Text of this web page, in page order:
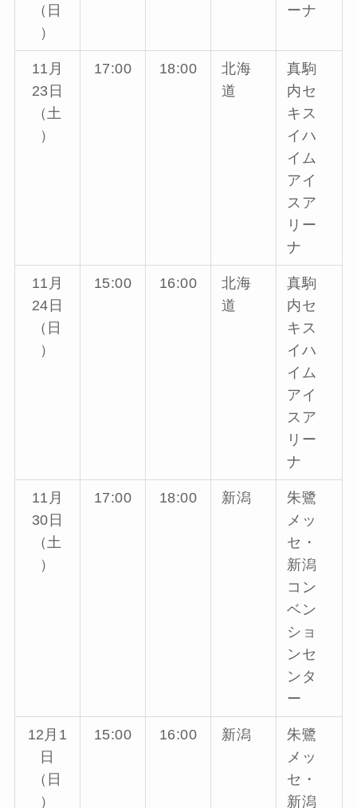
（日
）
ーナ
11月
23日
（土
）
17:00 18:00
北海
道
真駒
内セ
キス
イハ
イム
アイ
スア
リー
ナ
11月
24日
（日
）
15:00 16:00
北海
道
真駒
内セ
キス
イハ
イム
アイ
スア
リー
ナ
11月
30日
（土
）
17:00 18:00 新潟
朱鷺
メッ
セ・
新潟
コン
ベン
ショ
ンセ
ンタ
ー
12月1
日
（日
）
15:00 16:00 新潟
朱鷺
メッ
セ・
新潟